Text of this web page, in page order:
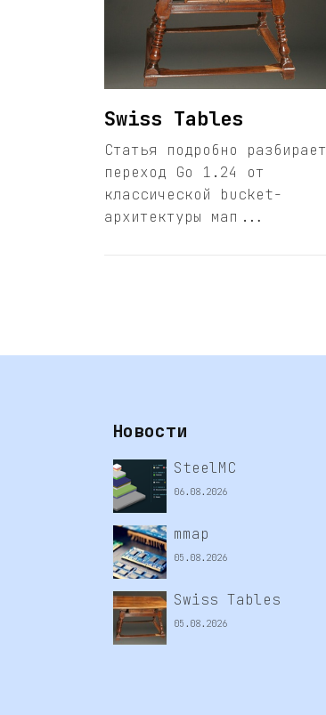
Swiss Tables
Статья подробно разбирает
переход Go 1.24 от
классической bucket-
архитектуры мап...
Новости
SteelMC
06.08.2026
mmap
05.08.2026
Swiss Tables
05.08.2026